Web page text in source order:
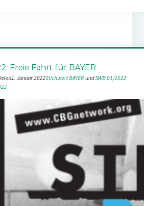
Freie Fahrt für BAYER
1. Januar 2022Stichwort BAYER und SWB 01/2022